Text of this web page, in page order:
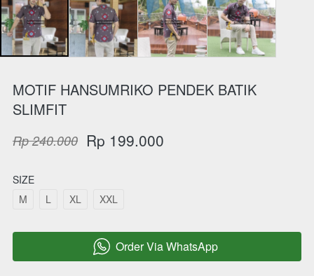
MOTIF HANSUMRIKO PENDEK BATIK
SLIMFIT
Rp 240.000 Rp 199.000
SIZE
M
L XL XXL
` Order Via WhatsApp